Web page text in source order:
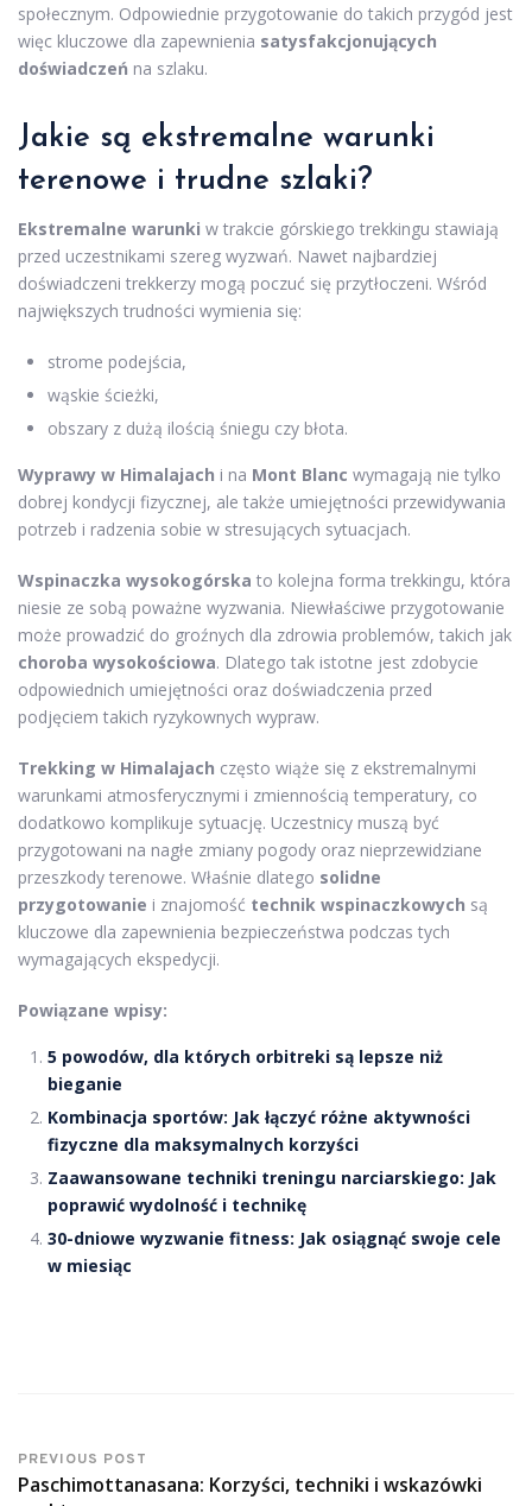
społecznym. Odpowiednie przygotowanie do takich przygód jest
więc kluczowe dla zapewnienia satysfakcjonujących
doświadczeń na szlaku.
Jakie są ekstremalne warunki
terenowe i trudne szlaki?
Ekstremalne warunki w trakcie górskiego trekkingu stawiają
przed uczestnikami szereg wyzwań. Nawet najbardziej
doświadczeni trekkerzy mogą poczuć się przytłoczeni. Wśród
największych trudności wymienia się:
strome podejścia,
wąskie ścieżki,
obszary z dużą ilością śniegu czy błota.
Wyprawy w Himalajach i na Mont Blanc wymagają nie tylko
dobrej kondycji fizycznej, ale także umiejętności przewidywania
potrzeb i radzenia sobie w stresujących sytuacjach.
Wspinaczka wysokogórska to kolejna forma trekkingu, która
niesie ze sobą poważne wyzwania. Niewłaściwe przygotowanie
może prowadzić do groźnych dla zdrowia problemów, takich jak
choroba wysokościowa. Dlatego tak istotne jest zdobycie
odpowiednich umiejętności oraz doświadczenia przed
podjęciem takich ryzykownych wypraw.
Trekking w Himalajach często wiąże się z ekstremalnymi
warunkami atmosferycznymi i zmiennością temperatury, co
dodatkowo komplikuje sytuację. Uczestnicy muszą być
przygotowani na nagłe zmiany pogody oraz nieprzewidziane
przeszkody terenowe. Właśnie dlatego solidne
przygotowanie i znajomość technik wspinaczkowych są
kluczowe dla zapewnienia bezpieczeństwa podczas tych
wymagających ekspedycji.
Powiązane wpisy:
5 powodów, dla których orbitreki są lepsze niż
bieganie
Kombinacja sportów: Jak łączyć różne aktywności
fizyczne dla maksymalnych korzyści
Zaawansowane techniki treningu narciarskiego: Jak
poprawić wydolność i technikę
30-dniowe wyzwanie fitness: Jak osiągnąć swoje cele
w miesiąc
PREVIOUS POST
Paschimottanasana: Korzyści, techniki i wskazówki